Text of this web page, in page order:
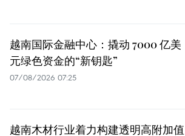
越南国际金融中心：撬动 7000 亿美
元绿色资金的“新钥匙”
07/08/2026 07:25
越南木材行业着力构建透明高附加值